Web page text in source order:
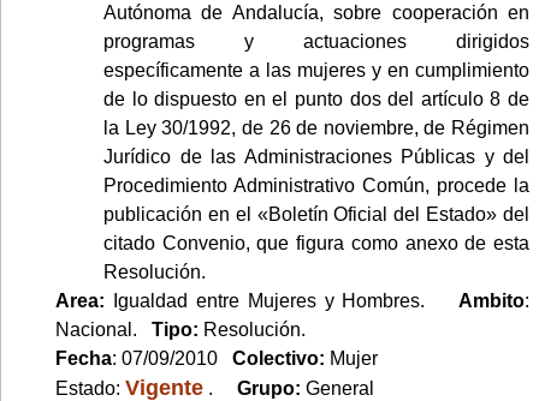
Autónoma de Andalucía, sobre cooperación en
programas y actuaciones dirigidos
específicamente a las mujeres y en cumplimiento
de lo dispuesto en el punto dos del artículo 8 de
la Ley 30/1992, de 26 de noviembre, de Régimen
Jurídico de las Administraciones Públicas y del
Procedimiento Administrativo Común, procede la
publicación en el «Boletín Oficial del Estado» del
citado Convenio, que figura como anexo de esta
Resolución.
Area: Igualdad entre Mujeres y Hombres. Ambito:
Nacional. Tipo: Resolución.
Fecha: 07/09/2010 Colectivo: Mujer
Estado: Vigente . Grupo: General